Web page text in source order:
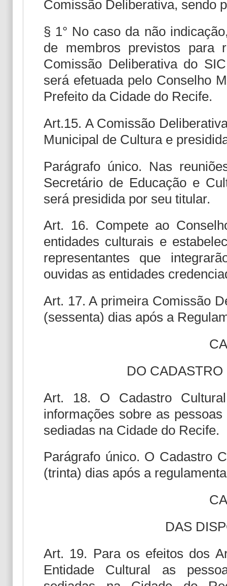
Comissão Deliberativa, sendo
§ 1° No caso da não
de membros previstos para
Comissão Deliberativa do
será efetuada pelo Conselho
Prefeito da Cidade do Recife.
Art.15. A Comissão
Municipal de Cultura e
Parágrafo único. Nas
Secretário de Educação e
será presidida por seu titular.
Art. 16. Compete ao
entidades culturais e
representantes que
ouvidas as entidades
Art. 17. A primeira Comissão
(sessenta) dias após a
DO
Art. 18. O Cadastro
informações sobre as
sediadas na Cidade do Recife.
Parágrafo único. O Cadastro
(trinta) dias após a
DAS
Art. 19. Para os efeitos dos
Entidade Cultural as